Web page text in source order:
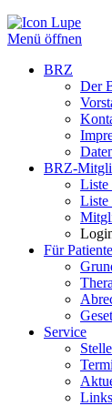
Menü öffnen
BRZ
Der
BRZ-
Liste
Liste
Für
Service
Links